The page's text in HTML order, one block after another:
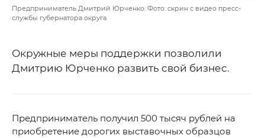
Предприниматель Дмитрий Юрченко. Фото: скрин с видео пресс-
службы губернатора округа
Окружные меры поддержки позволили
Дмитрию Юрченко развить свой бизнес.
Предприниматель получил 500 тысяч рублей на
приобретение дорогих выставочных образцов